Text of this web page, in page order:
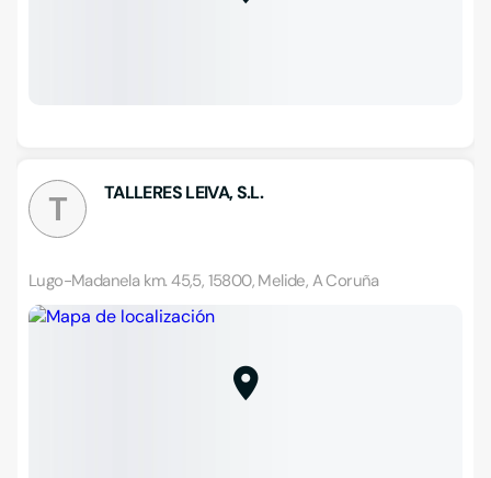
T TALLERES LEIVA, S.L.
Lugo-Madanela km. 45,5, 15800, Melide, A Coruña